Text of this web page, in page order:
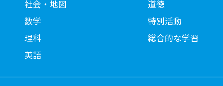
社会・地図
数学
理科
英語
道徳
特別活動
総合的な学習